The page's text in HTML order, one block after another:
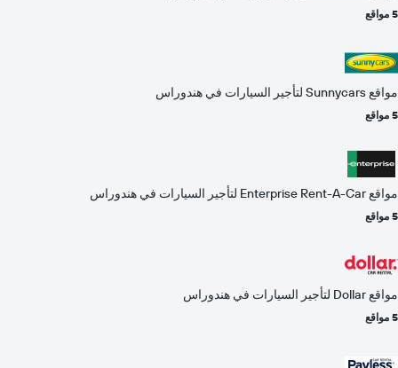
5 مواقع
مواقع Sunnycars لتأجير السيارات في هندوراس
5 مواقع
مواقع Enterprise Rent-A-Car لتأجير السيارات في هندوراس
5 مواقع
مواقع Dollar لتأجير السيارات في هندوراس
5 مواقع